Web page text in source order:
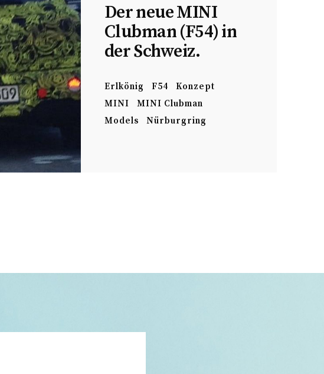
Der neue MINI
Clubman (F54) in
der Schweiz.
Erlkönig F54
Konzept
MINI
MINI Clubman
Models
Nürburgring